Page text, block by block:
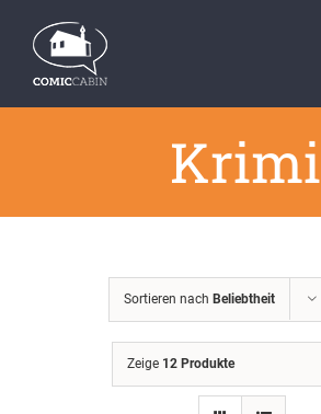
Inhalt
springen
Krimi
Sortieren nach Beliebtheit
Zeige 12 Produkte